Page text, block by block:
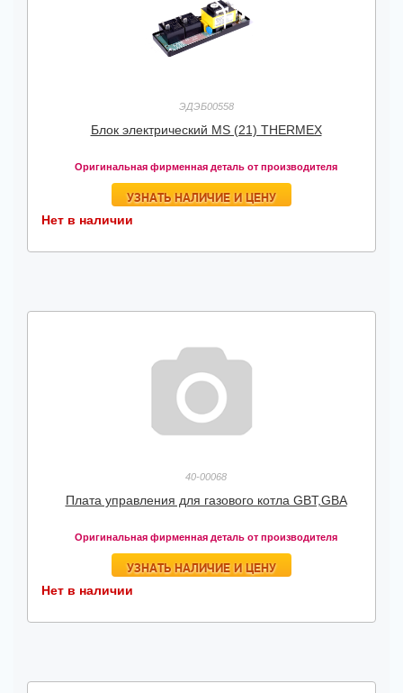
ЭДЭБ00558
Блок электрический MS (21) THERMEX
Оригинальная фирменная деталь от производителя
УЗНАТЬ НАЛИЧИЕ И ЦЕНУ
Нет в наличии
40-00068
Плата управления для газового котла GBT,GBA
Оригинальная фирменная деталь от производителя
УЗНАТЬ НАЛИЧИЕ И ЦЕНУ
Нет в наличии